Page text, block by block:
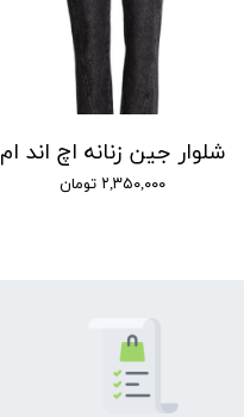
شلوار جین زنانه اچ اند ام
۲,۳۵۰,۰۰۰ تومان